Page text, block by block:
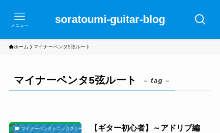
soratoumi-guitar-blog
メニュー
ホーム マイナーペンタ5弦ルート
マイナーペンタ5弦ルート – tag –
マイナーペンタトニックスケール
【ギター初心者】～アドリブ編